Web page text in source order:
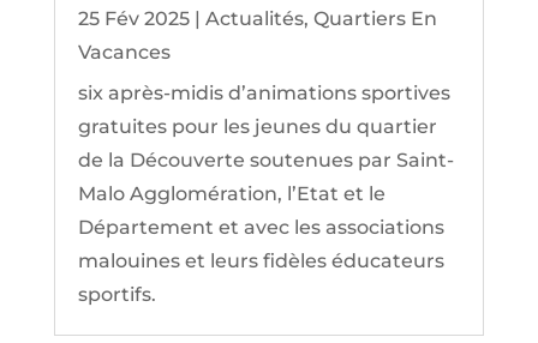
25 Fév 2025| Actualités, Quartiers En
Vacances
six après-midis d’animations sportives
gratuites pour les jeunes du quartier
de la Découverte soutenues par Saint-
Malo Agglomération, l’Etat et le
Département et avec les associations
malouines et leurs fidèles éducateurs
sportifs.